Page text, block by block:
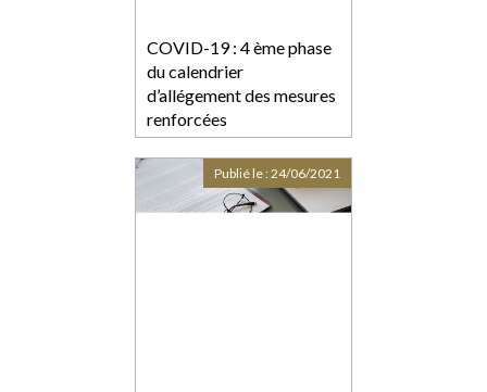
COVID-19 : 4 ème phase
du calendrier
d’allégement des mesures
renforcées
Publié le :24/06/2021